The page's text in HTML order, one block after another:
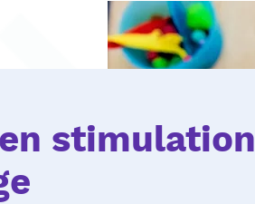
stimulation